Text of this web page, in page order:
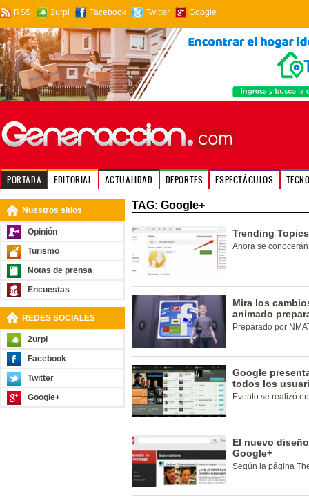
RSS 2urpi Facebook Twitter Google+
PORTADA EDITORIAL ACTUALIDAD DEPORTES ESPECTÁCULOS
Nuestros sitios
Opinión
Turismo
Notas de prensa
Encuestas
REDES SOCIALES
2urpi
Facebook
Twitter
Google+
TAG: Google+
Trending
Ahora se
Mira los
animado
Preparado por
Google
todos los
Evento se realizó
El nuevo
Google+
Según la página